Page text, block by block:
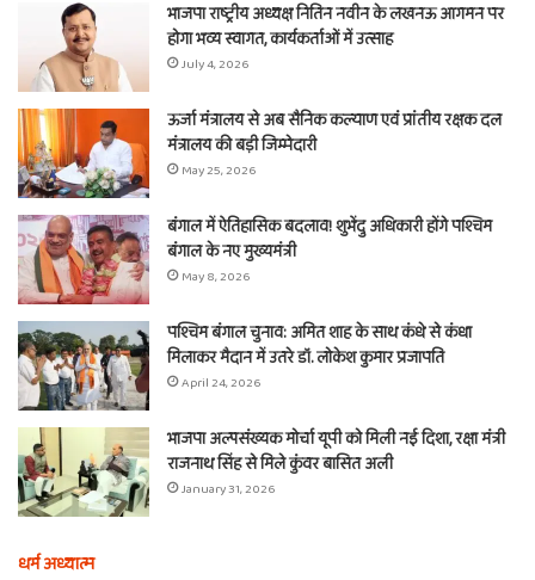
भाजपा राष्ट्रीय अध्यक्ष नितिन नवीन के लखनऊ आगमन पर
होगा भव्य स्वागत, कार्यकर्ताओं में उत्साह
July 4, 2026
ऊर्जा मंत्रालय से अब सैनिक कल्याण एवं प्रांतीय रक्षक दल
मंत्रालय की बड़ी जिम्मेदारी
May 25, 2026
बंगाल में ऐतिहासिक बदलाव! शुभेंदु अधिकारी होंगे पश्चिम
बंगाल के नए मुख्यमंत्री
May 8, 2026
पश्चिम बंगाल चुनाव: अमित शाह के साथ कंधे से कंधा
मिलाकर मैदान में उतरे डॉ. लोकेश कुमार प्रजापति
April 24, 2026
भाजपा अल्पसंख्यक मोर्चा यूपी को मिली नई दिशा, रक्षा मंत्री
राजनाथ सिंह से मिले कुंवर बासित अली
January 31, 2026
धर्म अध्यात्म